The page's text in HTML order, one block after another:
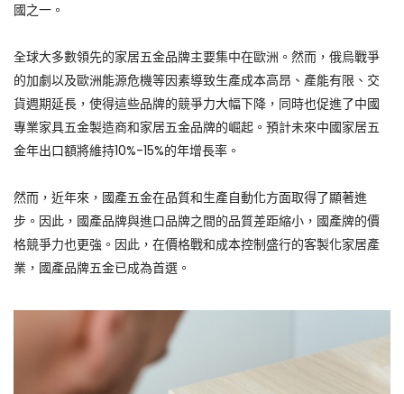
國之一。
全球大多數領先的家居五金品牌主要集中在歐洲。然而，俄烏戰爭
的加劇以及歐洲能源危機等因素導致生產成本高昂、產能有限、交
貨週期延長，使得這些品牌的競爭力大幅下降，同時也促進了中國
專業家具五金製造商和家居五金品牌的崛起。預計未來中國家居五
金年出口額將維持10%-15%的年增長率。
然而，近年來，國產五金在品質和生產自動化方面取得了顯著進
步。因此，國產品牌與進口品牌之間的品質差距縮小，國產牌的價
格競爭力也更強。因此，在價格戰和成本控制盛行的客製化家居產
業，國產品牌五金已成為首選。